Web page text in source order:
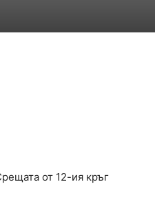
от 12-ия кръг